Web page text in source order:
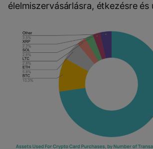
élelmiszervásárlásra, étkezésre és